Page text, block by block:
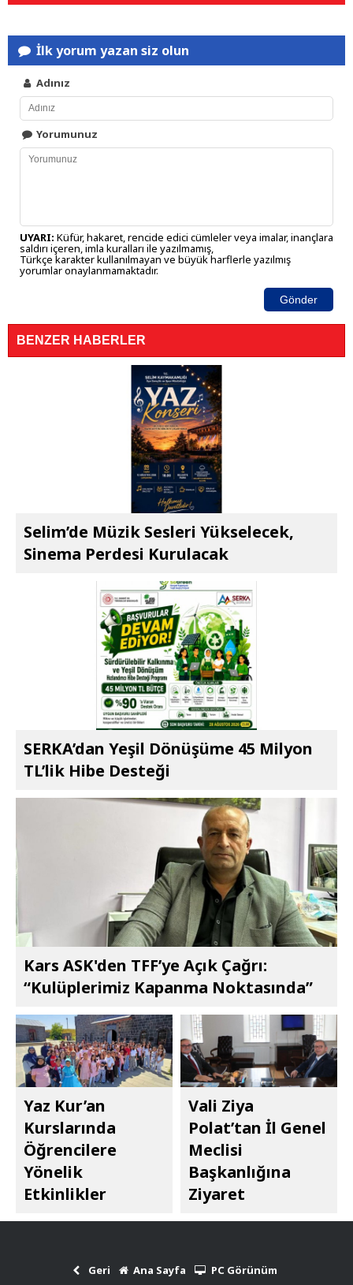
İlk yorum yazan siz olun
Adınız
Yorumunuz
UYARI: Küfür, hakaret, rencide edici cümleler veya imalar, inançlara
saldırı içeren, imla kuralları ile yazılmamış,
Türkçe karakter kullanılmayan ve büyük harflerle yazılmış
yorumlar onaylanmamaktadır.
Gönder
BENZER HABERLER
Selim’de Müzik Sesleri Yükselecek,
Sinema Perdesi Kurulacak
SERKA’dan Yeşil Dönüşüme 45 Milyon
TL’lik Hibe Desteği
Kars ASK'den TFF’ye Açık Çağrı:
“Kulüplerimiz Kapanma Noktasında”
Yaz Kur’an
Kurslarında
Öğrencilere
Yönelik
Etkinlikler
Vali Ziya
Polat’tan İl Genel
Meclisi
Başkanlığına
Ziyaret
Geri Ana Sayfa PC Görünüm